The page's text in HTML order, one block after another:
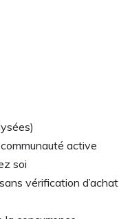
active
soi
vérification d’achat